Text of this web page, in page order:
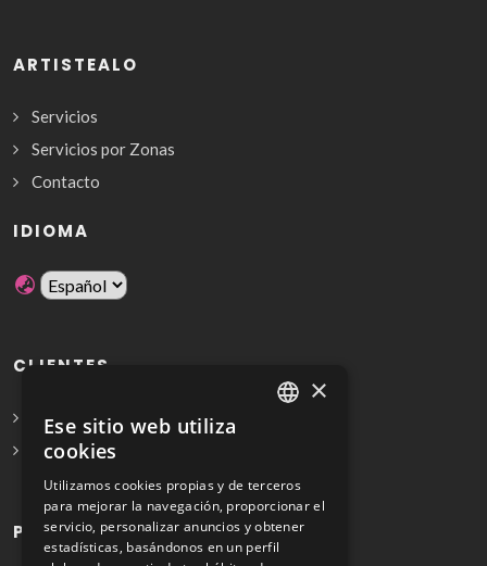
ARTISTEALO
Servicios
Servicios por Zonas
Contacto
IDIOMA
CLIENTES
Solicita Presupuesto Gratis
Preguntas frecuentes
PROFESIONALES
×
Ese sitio web utiliza
cookies
Utilizamos cookies propias y de terceros
para mejorar la navegación, proporcionar el
servicio, personalizar anuncios y obtener
estadísticas, basándonos en un perfil